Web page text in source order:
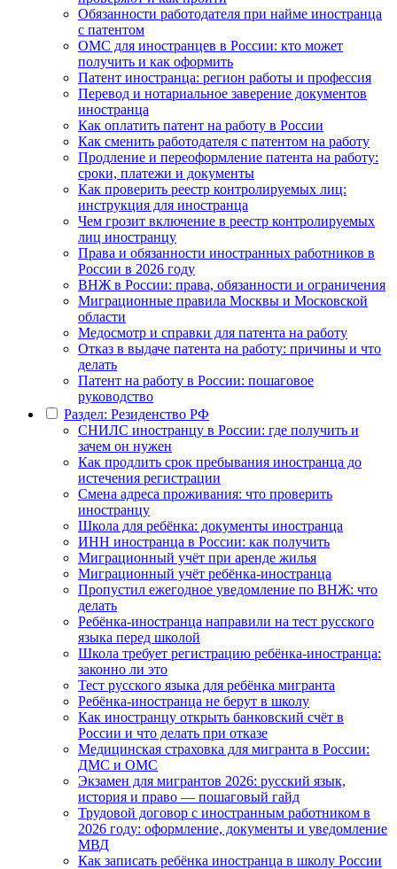
Обязанности работодателя при найме иностранца
с патентом
ОМС для иностранцев в России: кто может
получить и как оформить
Патент иностранца: регион работы и профессия
Перевод и нотариальное заверение документов
иностранца
Как оплатить патент на работу в России
Как сменить работодателя с патентом на работу
Продление и переоформление патента на работу:
сроки, платежи и документы
Как проверить реестр контролируемых лиц:
инструкция для иностранца
Чем грозит включение в реестр контролируемых
лиц иностранцу
Права и обязанности иностранных работников в
России в 2026 году
ВНЖ в России: права, обязанности и ограничения
Миграционные правила Москвы и Московской
области
Медосмотр и справки для патента на работу
Отказ в выдаче патента на работу: причины и что
делать
Патент на работу в России: пошаговое
руководство
Раздел: Резиденство РФ
СНИЛС иностранцу в России: где получить и
зачем он нужен
Как продлить срок пребывания иностранца до
истечения регистрации
Смена адреса проживания: что проверить
иностранцу
Школа для ребёнка: документы иностранца
ИНН иностранца в России: как получить
Миграционный учёт при аренде жилья
Миграционный учёт ребёнка-иностранца
Пропустил ежегодное уведомление по ВНЖ: что
делать
Ребёнка-иностранца направили на тест русского
языка перед школой
Школа требует регистрацию ребёнка-иностранца:
законно ли это
Тест русского языка для ребёнка мигранта
Ребёнка-иностранца не берут в школу
Как иностранцу открыть банковский счёт в
России и что делать при отказе
Медицинская страховка для мигранта в России:
ДМС и ОМС
Экзамен для мигрантов 2026: русский язык,
история и право — пошаговый гайд
Трудовой договор с иностранным работником в
2026 году: оформление, документы и уведомление
МВД
Как записать ребёнка иностранца в школу России